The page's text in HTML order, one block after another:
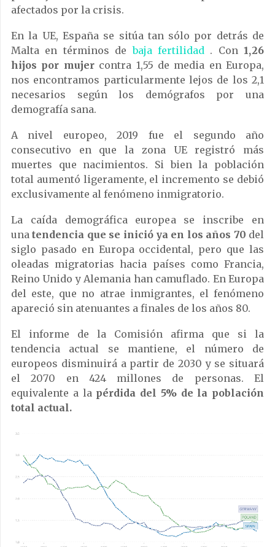
afectados por la crisis.
En la UE, España se sitúa tan sólo por detrás de
Malta en términos debaja fertilidad. Con 1,26
hijos por mujercontra 1,55 de media en Europa,
nos encontramos particularmente lejos de los 2,1
necesarios según los demógrafos por una
demografía sana.
A nivel europeo, 2019 fue el segundo año
consecutivo en que la zona UE registró más
muertes que nacimientos. Si bien la población
total aumentó ligeramente, el incremento se debió
exclusivamente al fenómeno inmigratorio.
La caída demográfica europea se inscribe en
unatendencia que se inició ya en los años 70 del
siglo pasado en Europa occidental, pero que las
oleadas migratorias hacia países como Francia,
Reino Unido y Alemania han camuflado. En Europa
del este, que no atrae inmigrantes, el fenómeno
apareció sin atenuantes a finales de los años 80.
El informe de la Comisión afirma que si la
tendencia actual se mantiene, el número de
europeos disminuirá a partir de 2030 y se situará
el 2070 en 424 millones de personas. El
equivalente a la pérdida del 5% de la población
total actual.